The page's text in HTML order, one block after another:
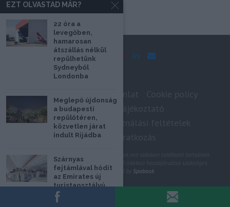
Impresszum
Adatkezelési tájékoztató
Szerzői jogok, felhasználási feltételek
Hírlevél feliratkozás
@2020 - Minden jog fenntartva. A Spabook.net oldalain található tartalmak
felhasználásához, újraközléséhez a szerző írásbeli hozzájárulása szükséges.
All Rights Reserved by Spabook
EZT OLVASTAD MÁR?
22 óra a
levegőben,
hamarosan
átszállás nélkül
repülhetünk
Sydneyből
Londonba
Meglepő újdonság
a budapesti
repülőtéren,
közvetlen járat
indult Rijádba
Szárnyas
fejtámlával hódít
az Emirates új
turistaosztályú
ülése